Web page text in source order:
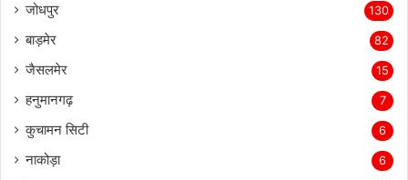
जोधपुर 130
बाड़मेर 82
जैसलमेर 15
हनुमानगढ़ 7
कुचामन सिटी 6
नाकोड़ा 6